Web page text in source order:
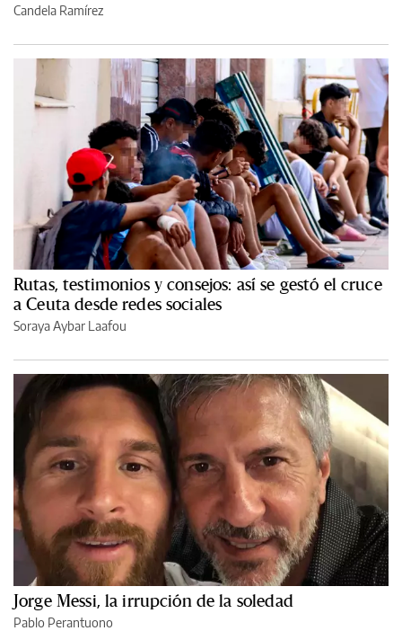
Candela Ramírez
Rutas, testimonios y consejos: así se gestó el cruce
a Ceuta desde redes sociales
Soraya Aybar Laafou
Jorge Messi, la irrupción de la soledad
Pablo Perantuono